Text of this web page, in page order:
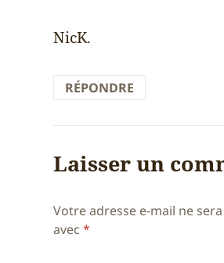
NicK.
RÉPONDRE
Laisser un
Votre adresse e-mail ne
avec*